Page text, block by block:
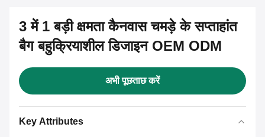
3 में 1 बड़ी क्षमता कैनवास चमड़े के सप्ताहांत
बैग बहुक्रियाशील डिजाइन OEM ODM
अभी पूछताछ करें
Key Attributes